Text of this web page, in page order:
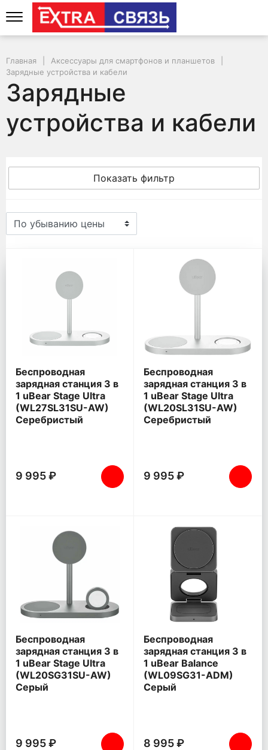
Главная
Аксессуары для смартфонов и планшетов
Зарядные устройства и кабели
Зарядные
устройства и кабели
Показать фильтр
Зарядные устройства и
Беспроводная
зарядная станция 3 в
1 uBear Stage Ultra
(WL27SL31SU-AW)
Серебристый
9 995 ₽
Беспроводная
зарядная станция 3 в
1 uBear Stage Ultra
(WL20SL31SU-AW)
Серебристый
9 995 ₽
Беспроводная
зарядная станция 3 в
1 uBear Stage Ultra
(WL20SG31SU-AW)
Серый
9 995 ₽
Беспроводная
зарядная станция 3 в
1 uBear Balance
(WL09SG31-ADM)
Серый
8 995 ₽